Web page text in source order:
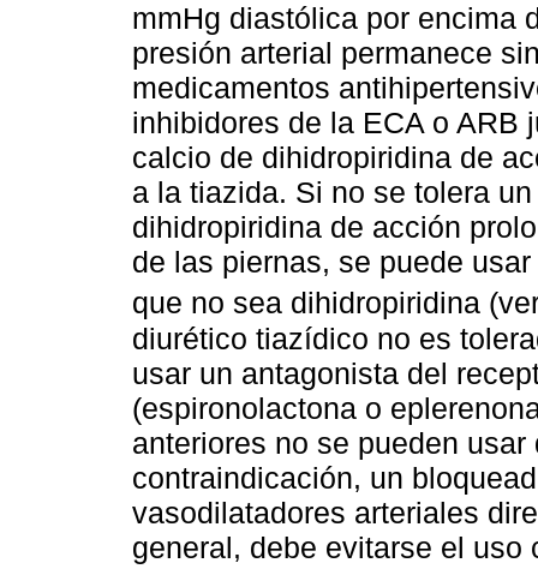
mmHg diastólica por encima
presión arterial permanece
medicamentos
inhibidores de la ECA o ARB
calcio de dihidropiridina de
a la tiazida. Si no se tolera
dihidropiridina de acción
de las piernas, se puede
que no sea dihidropiridina
diurético tiazídico no es
usar un antagonista del
(espironolactona o
anteriores no se pueden
contraindicación, un
vasodilatadores arteriales
general, debe evitarse el